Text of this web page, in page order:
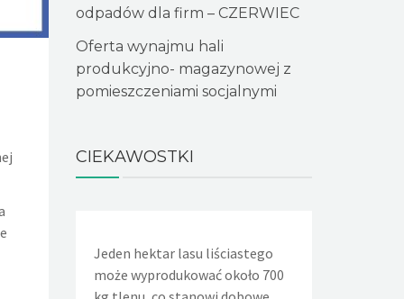
odpadów dla firm – CZERWIEC
Oferta wynajmu hali
produkcyjno- magazynowej z
pomieszczeniami socjalnymi
CIEKAWOSTKI
Jeden hektar lasu liściastego
może wyprodukować około 700